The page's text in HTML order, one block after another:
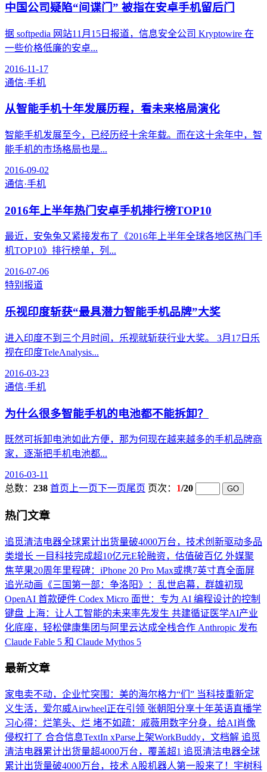
中国公司疑陷“间谍门” 被指在安卓手机留后门
据 softpedia 网站11月15日报道，信息安全公司 Kryptowire 在
一些价格低廉的安卓...
2016-11-17
通信·手机
从智能手机十年发展历程，看未来格局演化
智能手机发展至今，已经历经十余年载。而在这十余年中，智
能手机的市场格局也是...
2016-09-02
通信·手机
2016年上半年热门安卓手机排行榜TOP10
最近，安兔兔又紧接发布了《2016年上半年全球各地区热门手
机TOP10》排行榜单，列...
2016-07-06
特别报道
乐视印度斩获“最具潜力智能手机品牌”大奖
进入印度不到三个月时间，乐视就斩获行业大奖。 3月17日乐
视在印度TeleAnalysis...
2016-03-23
通信·手机
为什么很多智能手机的电池都不能拆卸？
既然可拆卸电池如此方便，那为何现在越来越多的手机品牌商
家，逐渐把手机电池都...
2016-03-11
总数： 238 首页 上一页下一页尾页 页次： 1/20
热门文章
追觅清洁电器全球累计出货量破4000万台，技术创新驱动多品
类增长 一目科技完成超10亿元E轮融资，估值破百亿 外媒聚
焦苹果20周年里程碑：iPhone 20 Pro Max或携7英寸真全面屏
追光动画《三国第一部：争洛阳》：乱世启幕，群雄初现
OpenAI 首款硬件 Codex Micro 面世：专为 AI 编程设计的控制
键盘
上海：让人工智能的未来率先发生 共建循证医学AI产业
化底座，轻松健康集团与阿里云达成全栈合作 Anthropic 发布
Claude Fable 5 和 Claude Mythos 5
最新文章
家电卖不动，企业忙突围：美的海尔格力“们” 当科技重新定
义生活，爱尔威Airwheel正在引领 张朝阳分享十年英语直播学
习心得：烂笔头、烂 堵不如疏：戚薇用数字分身，给AI肖像
侵权打了 合合信息TextIn xParse上架WorkBuddy，文档解 追觅
清洁电器累计出货量超4000万台，覆盖超1 追觅清洁电器全球
累计出货量破4000万台，技术 A股机器人第一股来了！宇树科